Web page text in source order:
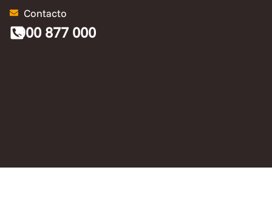
Contacto
900 877 000